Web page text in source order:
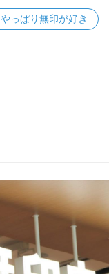
やっぱり無印が好き